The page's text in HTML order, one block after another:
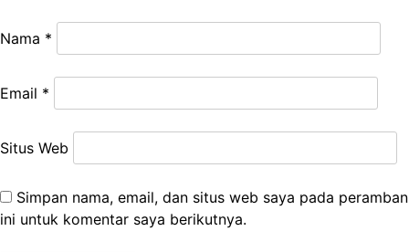
Nama *
Email *
Situs Web
Simpan nama, email, dan situs web saya pada peramban
ini untuk komentar saya berikutnya.